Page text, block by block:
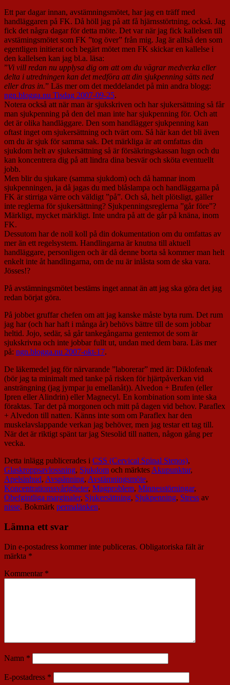
Ett par dagar innan, avstämningsmötet, har jag en träff med
handläggaren på FK. Då höll jag på att få hjärnsstörtning, också. Jag
fick det några dagar för detta möte. Det var när jag fick kallelsen till
avstämingsmötet som FK ”tog över” från mig. Jag är alltså den som
egentligen initierat och begärt mötet men FK skickar en kallelse i
den kallelsen kan jag bl.a. läsa:
”Vi vill redan nu upplysa dig om att om du vägrar medverka eller
delta i utredningen kan det medföra att din sjukpenning sätts ned
eller dras in.” Läs mer om det meddelandet på min andra blogg:
ngn.blogga.nu Tisdag 2007-09-25.
Notera också att när man är sjukskriven och har sjukersättning så får
man sjukpenning på den del man inte har sjukpenning för. Och att
det är olika handläggare. Den som handlägger sjukpenning kan
oftast inget om sjukersättning och tvärt om. Så här kan det bli även
om du är sjuk för samma sak. Det märkliga är att omfattas din
sjukdom helt av sjukersättning så är försäkringskassan lugn och du
kan koncentrera dig på att lindra dina besvär och sköta eventuellt
jobb.
Men blir du sjukare (samma sjukdom) och då hamnar inom
sjukpenningen, ja då jagas du med blåslampa och handläggarna på
FK är stirriga värre och väldigt ”på”. Och så, helt plötsligt, gäller
inte reglerna för sjukersättning? Sjukpenningsreglerna ”går före”?
Märkligt, mycket märkligt. Inte undra på att de går på knäna, inom
FK.
Dessutom har de noll koll på din dokumentation om du omfattas av
mer än ett regelsystem. Handlingarna är knutna till aktuell
handläggare, personligen och är då denne borta så kommer man helt
enkelt inte åt handlingarna, om de nu är inlåsta som de ska vara.
Jösses!?
På avstämningsmötet bestäms inget annat än att jag ska göra det jag
redan börjat göra.
På jobbet gruffar chefen om att jag kanske måste byta rum. Det rum
jag har (och har haft i många år) behövs bättre till de som jobbar
heltid. Jojo, sedär, så går tankegångarna gentemot de som är
sjukskrivna och inte jobbar fullt ut, undan med dem bara. Läs mer
på: ngn.blogga.nu 2007-okt-17.
De läkemedel jag för närvarande ”laborerar” med är: Diklofenak
(bör jag ta minimalt med tanke på risken för hjärtpåverkan vid
ansträngning (jag jympar ju emellanåt)). Alvedon + Brufen (eller
Ipren eller Alindrin) eller Magnecyl. En kombination som inte ska
föraktas. Tar det på morgonen och mitt på dagen vid behov. Paraflex
+ Alvedon till natten. Känns inte som om Paraflex har den
muskelavslappande verkan jag behöver, men jag testar ett tag till.
När det är riktigt spänt tar jag Stesolid till natten, någon gång per
vecka.
Detta inlägg publicerades i CSS (Cervical Spinal Stenos),
Glaskroppsavlossning, Sjukdom och märktesAkupunktur,
Apelsinhud, Avspänning, Avstämningsmöte,
Koncentrationssvårigheter, Magproblem, Minnesstörningar,
Obefgintliga marginaler, Sjukersättning, Sjukpenning, Stress av
nisse. Bokmärk permalänken.
Lämna ett svar
Din e-postadress kommer inte publiceras. Obligatoriska fält är
märkta *
Kommentar *
Namn *
E-postadress *